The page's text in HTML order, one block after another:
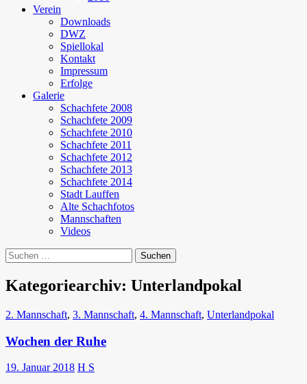
Verein
Downloads
DWZ
Spiellokal
Kontakt
Impressum
Erfolge
Galerie
Schachfete 2008
Schachfete 2009
Schachfete 2010
Schachfete 2011
Schachfete 2012
Schachfete 2013
Schachfete 2014
Stadt Lauffen
Alte Schachfotos
Mannschaften
Videos
Suchen
nach:
Kategoriearchiv: Unterlandpokal
2. Mannschaft, 3. Mannschaft, 4. Mannschaft, Unterlandpokal
Wochen der Ruhe
19. Januar 2018 H S